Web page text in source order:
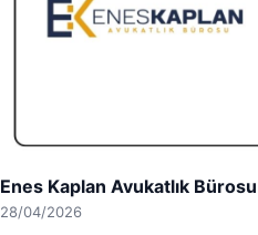
Enes Kaplan Avukatlık Bürosu
28/04/2026